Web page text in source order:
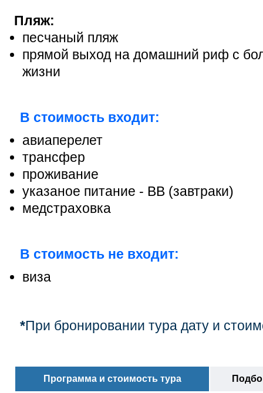
Пляж:
песчаный пляж
прямой выход на домашний риф с
жизни
В стоимость входит:
авиаперелет
трансфер
проживание
указаное питание - ВВ (завтраки)
медстраховка
В стоимость не входит:
виза
*При бронировании тура дату и
Программа и стоимость тура